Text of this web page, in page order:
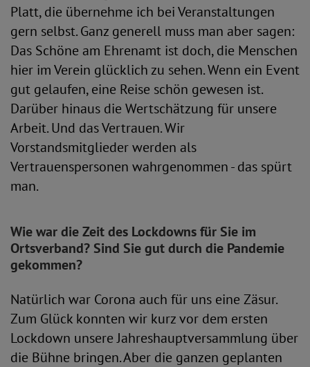
Platt, die übernehme ich bei Veranstaltungen
gern selbst. Ganz generell muss man aber sagen:
Das Schöne am Ehrenamt ist doch, die Menschen
hier im Verein glücklich zu sehen. Wenn ein Event
gut gelaufen, eine Reise schön gewesen ist.
Darüber hinaus die Wertschätzung für unsere
Arbeit. Und das Vertrauen. Wir
Vorstandsmitglieder werden als
Vertrauenspersonen wahrgenommen - das spürt
man.
Wie war die Zeit des Lockdowns für Sie im
Ortsverband? Sind Sie gut durch die Pandemie
gekommen?
Natürlich war Corona auch für uns eine Zäsur.
Zum Glück konnten wir kurz vor dem ersten
Lockdown unsere Jahreshauptversammlung über
die Bühne bringen. Aber die ganzen geplanten